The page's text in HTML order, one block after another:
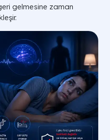
gelmesine zaman